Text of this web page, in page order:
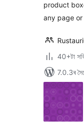
product
any page or
40+টা
7.0.3ৰ